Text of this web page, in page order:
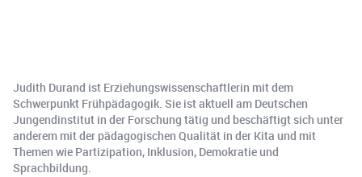
Judith Durand ist Erziehungswissenschaftlerin mit dem
Schwerpunkt Frühpädagogik. Sie ist aktuell am Deutschen
Jungendinstitut in der Forschung tätig und beschäftigt sich unter
anderem mit der pädagogischen Qualität in der Kita und mit
Themen wie Partizipation, Inklusion, Demokratie und
Sprachbildung.